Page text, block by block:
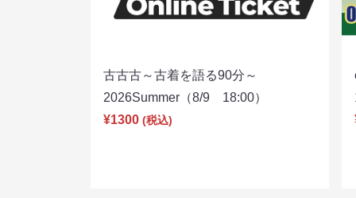
古古古～古着を語る90分～
2026Summer（8/9 18:00）
¥1300 (税込)